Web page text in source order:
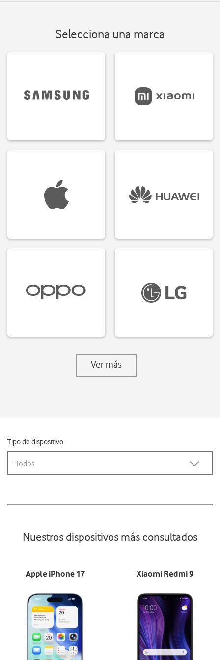
Selecciona una marca
Ver más
Tipo de dispositivo
Todos
Nuestros dispositivos más consultados
Apple iPhone 17 Xiaomi Redmi 9